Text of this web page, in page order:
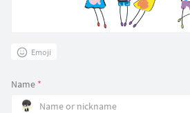
Emoji
Name *